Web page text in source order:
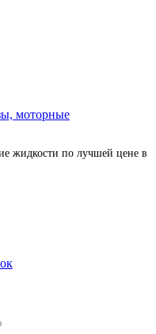
жидкости по лучшей цене в